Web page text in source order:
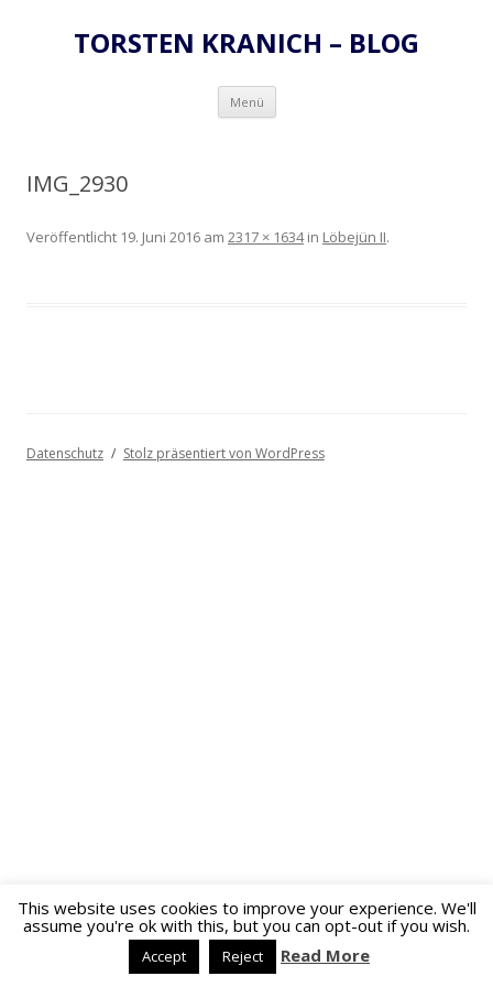
TORSTEN KRANICH – BLOG
Menü Zum
springen
IMG_2930
Veröffentlicht 19. Juni 2016 am 2317 × 1634in Löbejün II.
Datenschutz Stolz präsentiert von WordPress
This website uses cookies to improve your experience. We'll
assume you're ok with this, but you can opt-out if you wish.
Accept Reject Read More